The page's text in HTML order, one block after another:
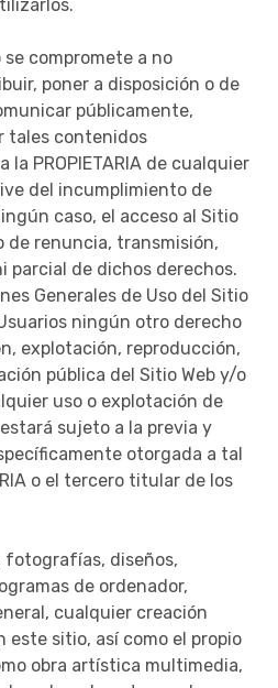
se compromete a no
poner a disposición o de
públicamente,
tales contenidos
PROPIETARIA de cualquier
del incumplimiento de
caso, el acceso al Sitio
de renuncia, transmisión,
parcial de dichos derechos.
Generales de Uso del Sitio
ningún otro derecho
explotación, reproducción,
pública del Sitio Web y/o
uso o explotación de
sujeto a la previa y
otorgada a tal
o el tercero titular de los
fotografías, diseños,
de ordenador,
cualquier creación
sitio, así como el propio
obra artística multimedia,